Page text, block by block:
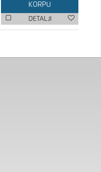
KORPU
DETALJI